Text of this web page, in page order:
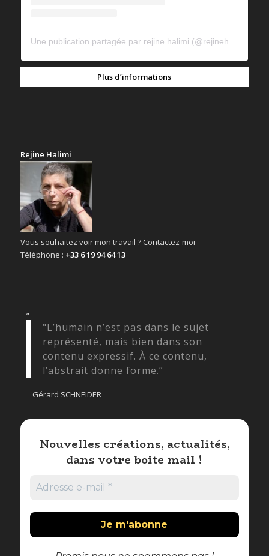
Plus d’informations
Rejine Halimi
Vous souhaitez voir mon travail ? Contactez-moi
Téléphone : +33 6 19 94 64 13
“
"L’humain n’est pas dans le sujet
représenté, mais bien dans son
contenu expressif. À ce contenu,
l’abstrait donne forme.”
Gérard SCHNEIDER
Nouvelles créations, actualités,
dans votre boite mail !